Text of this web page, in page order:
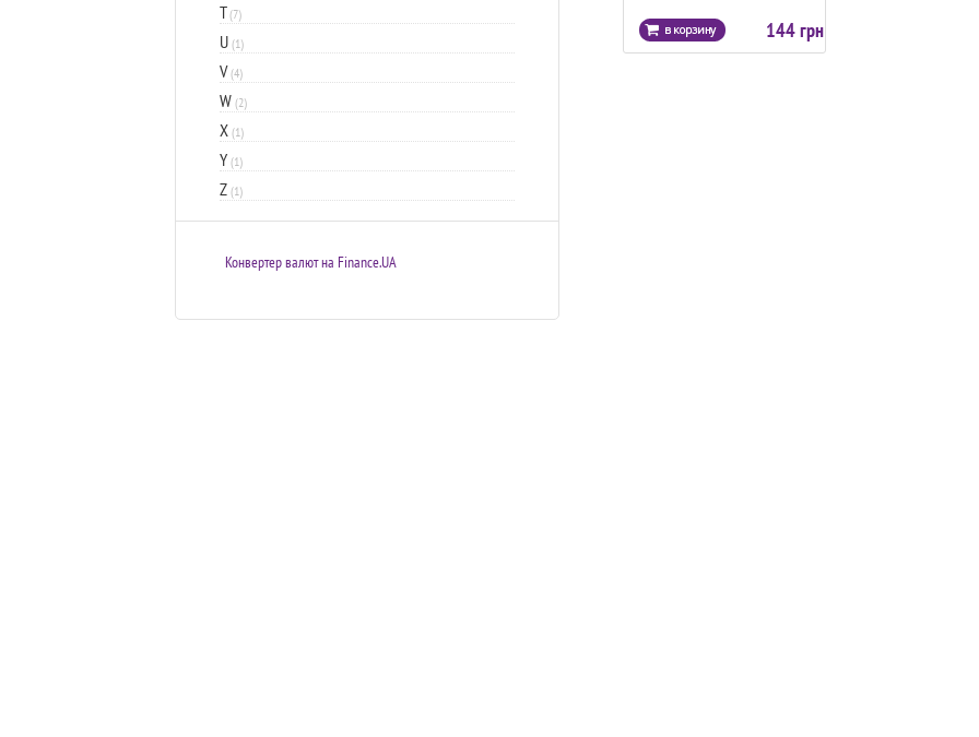
144 грн
T(7)
U (1)
V(4)
W (2)
X (1)
Y (1)
Z (1)
Конвертер валют на Finance.UA